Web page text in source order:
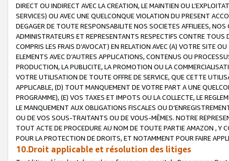
DIRECT OU INDIRECT AVEC LA CREATION, LE MAINTIEN OU
SERVICES) OU AVEC UNE QUELCONQUE VIOLATION DU PRESENT
DEGAGER DE TOUTE RESPONSABILITE NOS SOCIETES AFFILIEES,
ADMINISTRATEURS ET REPRESENTANTS RESPECTIFS CONTRE
COMPRIS LES FRAIS D’AVOCAT) EN RELATION AVEC (A) VOTRE SITE
ELEMENTS AVEC D’AUTRES APPLICATIONS, CONTENUS OU
PRODUCTION, LA PUBLICITE, LA PROMOTION OU LA
VOTRE UTILISATION DE TOUTE OFFRE DE SERVICE, QUE CETTE
APPLICABLE, (D) TOUT MANQUEMENT DE VOTRE PART A UNE
PROGRAMME), (E) VOS TAXES ET IMPOTS OU LA COLLECTE, LE
LE MANQUEMENT AUX OBLIGATIONS FISCALES OU
OU DE VOS SOUS-TRAITANTS OU DE VOUS-MÊMES. NOTRE
TOUT ACTE DE PROCEDURE AU NOM DE TOUTE PARTIE AMAZON , Y
POUR LA PROTECTION DE DROITS, ET NOTAMMENT POUR FAIRE
10.Droit applicable et résolution des litiges